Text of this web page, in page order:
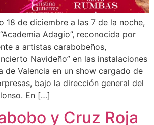
18 de diciembre a las 7 de la noche,
Adagio”, reconocida por
a artistas carabobeños,
Navideño” en las instalaciones
de Valencia en un show cargado de
bajo la dirección general del
En […]
y Cruz Roja